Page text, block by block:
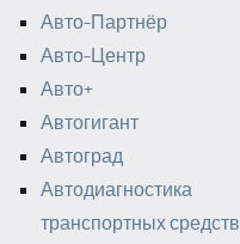
Авто-Партнёр
Авто-Центр
Авто+
Автогигант
Автоград
Автодиагностика
транспортных средств